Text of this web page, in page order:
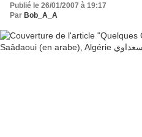
Publié le 26/01/2007 à 19:17
Par Bob_A_A